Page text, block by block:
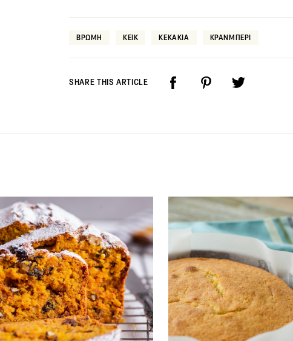
ΒΡΩΜΗ ΚΕΙΚ ΚΕΚΑΚΙΑ ΚΡΑΝΜΠΕΡΙ
SHARE THIS ARTICLE